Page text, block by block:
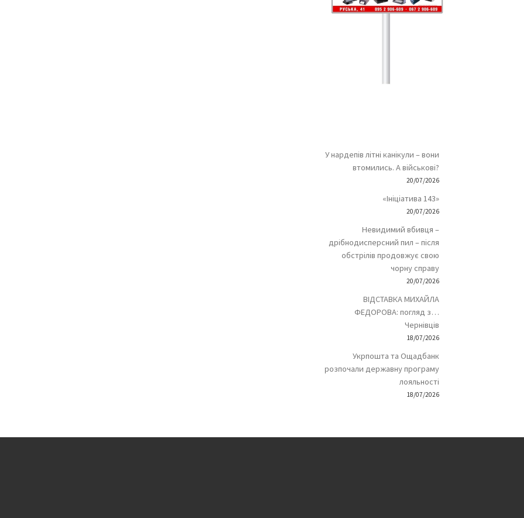
У нардепів літні канікули – вони
втомились. А військові?
20/07/2026
«Ініціатива 143»
20/07/2026
Невидимий вбивця –
дрібнодисперсний пил – після
обстрілів продовжує свою
чорну справу
20/07/2026
ВІДСТАВКА МИХАЙЛА
ФЕДОРОВА: погляд з…
Чернівців
18/07/2026
Укрпошта та Ощадбанк
розпочали державну програму
лояльності
18/07/2026